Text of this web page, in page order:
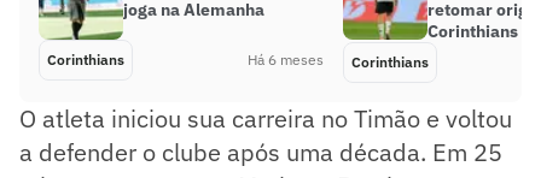
joga na Alemanha
Corinthians Há 6 meses
retomar
Corinthians
Corinthians
O atleta iniciou sua carreira no Timão e voltou
a defender o clube após uma década. Em 25